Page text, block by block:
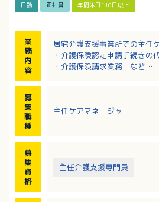
日勤 正社員 年間休日110日以上
業
務
内
容
居宅介護支援事業所での主任
・介護保険認定申請手続きの
・介護保険請求業務 など
行います。
募
集
職
種
主任ケアマネージャー
募
集
資
格
主任介護支援専門員